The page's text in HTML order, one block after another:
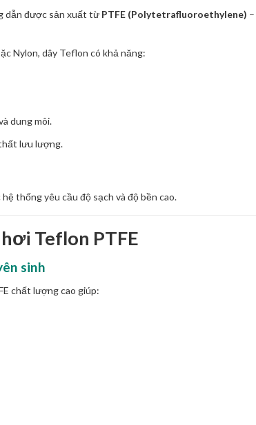
dẫn được sản xuất từ PTFE (Polytetrafluoroethylene)
Nylon, dây Teflon có khả năng:
dung môi.
lưu lượng.
thống yêu cầu độ sạch và độ bền cao.
Teflon PTFE
sinh
chất lượng cao giúp: